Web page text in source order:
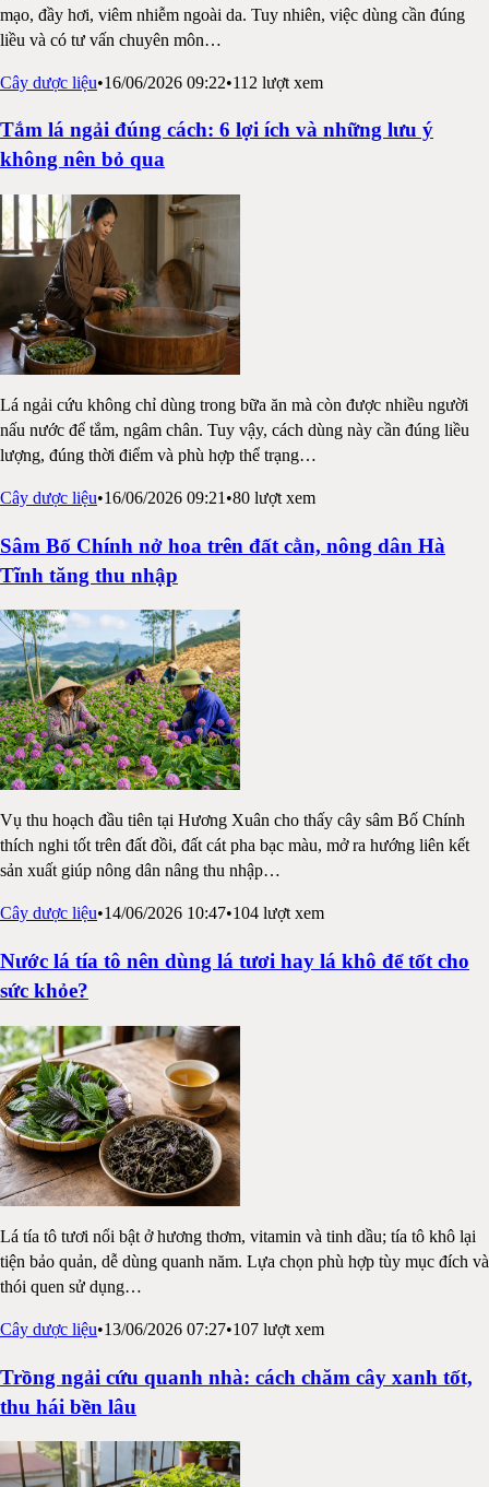
mạo, đầy hơi, viêm nhiễm ngoài da. Tuy nhiên, việc dùng cần đúng
liều và có tư vấn chuyên môn…
Cây dược liệu•16/06/2026 09:22•112 lượt xem
Tắm lá ngải đúng cách: 6 lợi ích và những lưu ý
không nên bỏ qua
Lá ngải cứu không chỉ dùng trong bữa ăn mà còn được nhiều người
nấu nước để tắm, ngâm chân. Tuy vậy, cách dùng này cần đúng liều
lượng, đúng thời điểm và phù hợp thể trạng…
Cây dược liệu•16/06/2026 09:21 •80 lượt xem
Sâm Bố Chính nở hoa trên đất cằn, nông dân Hà
Tĩnh tăng thu nhập
Vụ thu hoạch đầu tiên tại Hương Xuân cho thấy cây sâm Bố Chính
thích nghi tốt trên đất đồi, đất cát pha bạc màu, mở ra hướng liên kết
sản xuất giúp nông dân nâng thu nhập…
Cây dược liệu•14/06/2026 10:47•104 lượt xem
Nước lá tía tô nên dùng lá tươi hay lá khô để tốt cho
sức khỏe?
Lá tía tô tươi nổi bật ở hương thơm, vitamin và tinh dầu; tía tô khô lại
tiện bảo quản, dễ dùng quanh năm. Lựa chọn phù hợp tùy mục đích và
thói quen sử dụng…
Cây dược liệu•13/06/2026 07:27•107 lượt xem
Trồng ngải cứu quanh nhà: cách chăm cây xanh tốt,
thu hái bền lâu